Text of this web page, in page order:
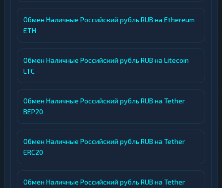
Обмен Наличные Российский рубль RUB на Ethereum
ETH
Обмен Наличные Российский рубль RUB на Litecoin
LTC
Обмен Наличные Российский рубль RUB на Tether
BEP20
Обмен Наличные Российский рубль RUB на Tether
ERC20
Обмен Наличные Российский рубль RUB на Tether